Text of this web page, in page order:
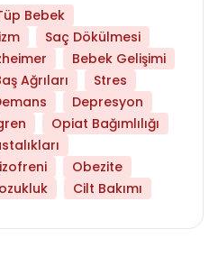
Bebek
Saç Dökülmesi
Bebek Gelişimi
Ağrıları
Stres
Depresyon
Opiat Bağımlılığı
Obezite
Cilt Bakımı